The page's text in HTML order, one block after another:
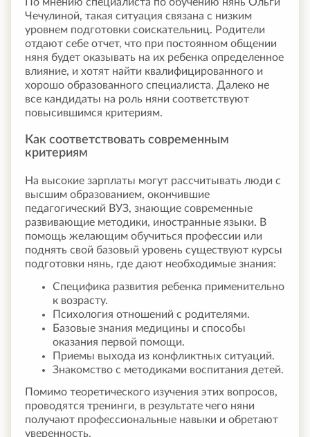
По мнению специалиста по обучению нянь Ольги
Чечулиной, такая ситуация связана с низким
уровнем подготовки соискательниц. Родители
отдают себе отчет, что при постоянном общении
няня будет оказывать на их ребенка определенное
влияние, и хотят найти квалифицированного и
хорошо образованного специалиста. Далеко не
все кандидаты на роль няни соответствуют
повысившимся критериям.
Как соответствовать современным
критериям
На высокие зарплаты могут рассчитывать люди с
высшим образованием, окончившие
педагогический ВУЗ, знающие современные
развивающие методики, иностранные языки. В
помощь желающим обучиться профессии или
поднять свой базовый уровень существуют курсы
подготовки нянь, где дают необходимые знания:
Специфика развития ребенка применительно
к возрасту.
Психология отношений с родителями.
Базовые знания медицины и способы
оказания первой помощи.
Приемы выхода из конфликтных ситуаций.
Знакомство с методиками воспитания детей.
Помимо теоретического изучения этих вопросов,
проводятся тренинги, в результате чего няни
получают профессиональные навыки и обретают
уверенность.